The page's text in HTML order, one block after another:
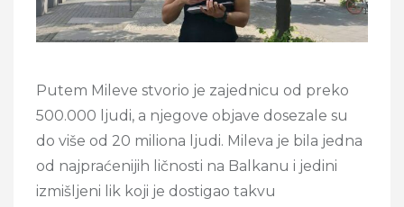
Putem Mileve stvorio je zajednicu od preko
500.000 ljudi, a njegove objave dosezale su
do više od 20 miliona ljudi. Mileva je bila jedna
od najpraćenijih ličnosti na Balkanu i jedini
izmišljeni lik koji je dostigao takvu